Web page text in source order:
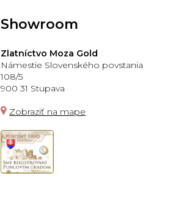
Showroom
Zlatníctvo Moza Gold
Námestie Slovenského povstania
108/5
900 31 Stupava
Zobraziť na mape